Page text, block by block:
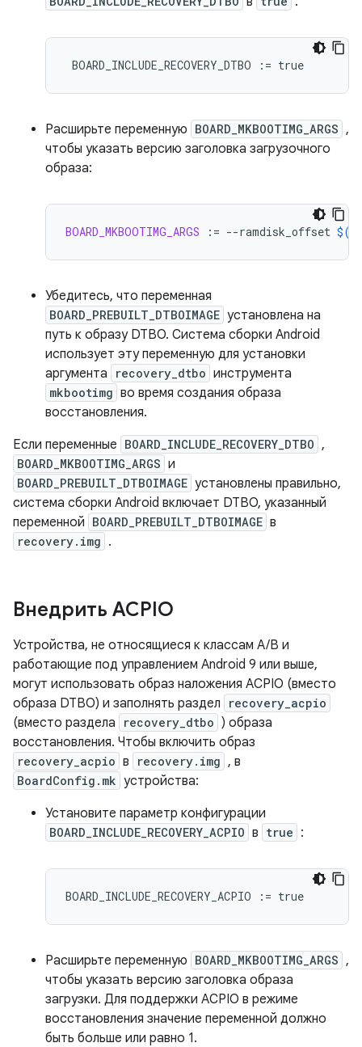
BOARD_INCLUDE_RECOVERY_DTBO := true
Расширьте переменную BOARD_MKBOOTIMG_ARGS ,
чтобы указать версию заголовка загрузочного
образа:
BOARD_MKBOOTIMG_ARGS := --ramdisk_offset $(
Убедитесь, что переменная
BOARD_PREBUILT_DTBOIMAGE установлена ​​на
путь к образу DTBO. Система сборки Android
использует эту переменную для установки
аргумента
recovery_dtbo инструмента
mkbootimg во время создания образа
восстановления.
Если переменные BOARD_INCLUDE_RECOVERY_DTBO ,
BOARD_MKBOOTIMG_ARGS и
BOARD_PREBUILT_DTBOIMAGE установлены правильно,
система сборки Android включает DTBO, указанный
переменной BOARD_PREBUILT_DTBOIMAGE в
recovery.img .
Внедрить ACPIO
Устройства, не относящиеся к классам A/B и
работающие под управлением Android 9 или выше,
могут использовать образ наложения ACPIO (вместо
образа DTBO) и заполнять раздел
recovery_acpio
(вместо раздела recovery_dtbo ) образа
восстановления. Чтобы включить образ
recovery_acpio в recovery.img , в
BoardConfig.mk устройства:
Установите параметр конфигурации
BOARD_INCLUDE_RECOVERY_ACPIO в true :
BOARD_INCLUDE_RECOVERY_ACPIO := true
Расширьте переменную BOARD_MKBOOTIMG_ARGS ,
чтобы указать версию заголовка образа
загрузки. Для поддержки ACPIO в режиме
восстановления значение переменной должно
быть больше или равно 1.